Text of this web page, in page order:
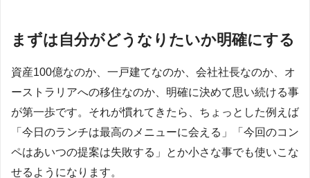
まずは自分がどうなりたいか明確にする
資産100億なのか、一戸建てなのか、会社社長なのか、オ
ーストラリアへの移住なのか、明確に決めて思い続ける事
が第一歩です。それが慣れてきたら、ちょっとした例えば
「今日のランチは最高のメニューに会える」「今回のコン
ペはあいつの提案は失敗する」とか小さな事でも使いこな
せるようになります。